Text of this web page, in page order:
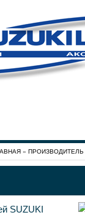
»ПРОИЗВОДИТЕЛЬ
SUZUKI